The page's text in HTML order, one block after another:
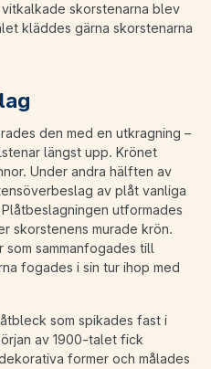
skorstenarna blev
kläddes gärna skorstenarna
den med en utkragning –
längst upp. Krönet
Under andra hälften av
av plåt vanliga
utformades
skorstenens murade krön.
sammanfogades till
fogades i sin tur ihop med
som spikades fast i
av 1900-talet fick
former och målades